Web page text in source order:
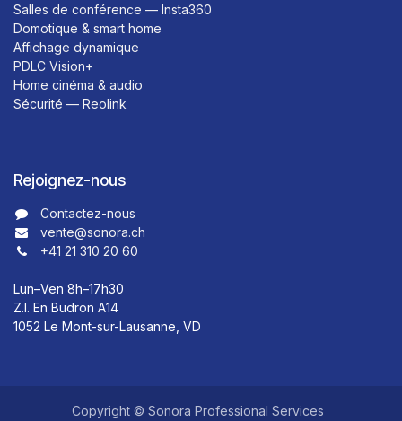
Salles de conférence — Insta360
Domotique & smart home
Affichage dynamique
PDLC Vision+
Home cinéma & audio
Sécurité — Reolink
Rejoignez-nous
Contactez-nous​​
vente@sonora.ch
+41 21 310 20 60
Lun–Ven 8h–17h30
Z.I. En Budron A14
1052 Le Mont-sur-Lausanne, VD
Copyright © Sonora Professional Services